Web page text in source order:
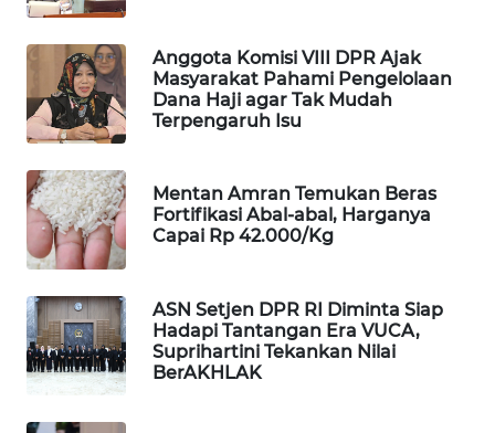
Anggota Komisi VIII DPR Ajak
Masyarakat Pahami Pengelolaan
Dana Haji agar Tak Mudah
Terpengaruh Isu
Mentan Amran Temukan Beras
Fortifikasi Abal-abal, Harganya
Capai Rp 42.000/Kg
ASN Setjen DPR RI Diminta Siap
Hadapi Tantangan Era VUCA,
Suprihartini Tekankan Nilai
BerAKHLAK
WISATA
LAPAK
WAHANA
Wahana
Network
KONSUMEN
LISTRIK
MASYARAKAT
KELISTRIKAN
WALINKI